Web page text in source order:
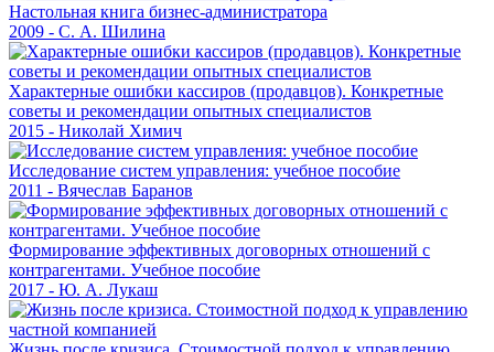
Настольная книга бизнес-администратора
2009 - С. А. Шилина
Характерные ошибки кассиров (продавцов). Конкретные
советы и рекомендации опытных специалистов
2015 - Николай Химич
Исследование систем управления: учебное пособие
2011 - Вячеслав Баранов
Формирование эффективных договорных отношений с
контрагентами. Учебное пособие
2017 - Ю. А. Лукаш